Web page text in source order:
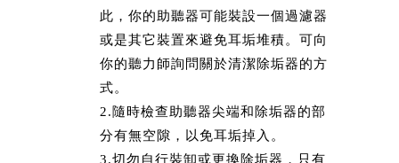
此，你的助聽器可能裝設一個過濾器
或是其它裝置來避免耳垢堆積。可向
你的聽力師詢問關於清潔除垢器的方
式。
2.隨時檢查助聽器尖端和除垢器的部
分有無空隙，以免耳垢掉入。
3.切勿自行裝卸或更換除垢器，只有